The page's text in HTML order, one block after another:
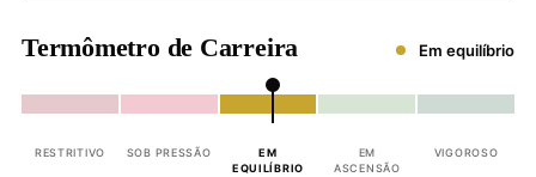
Termômetro de Carreira Em equilíbrio
RESTRITIVO SOB PRESSÃO
EM
EQUILÍBRIO
EM
ASCENSÃO
VIGOROSO